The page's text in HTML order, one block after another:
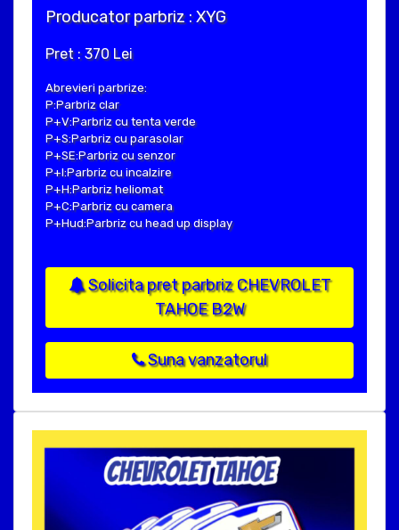
Producator parbriz : XYG
Pret : 370 Lei
Abrevieri parbrize:
P:Parbriz clar
P+V:Parbriz cu tenta verde
P+S:Parbriz cu parasolar
P+SE:Parbriz cu senzor
P+I:Parbriz cu incalzire
P+H:Parbriz heliomat
P+C:Parbriz cu camera
P+Hud:Parbriz cu head up display
Solicita pret parbriz CHEVROLET
TAHOE B2W
Suna vanzatorul